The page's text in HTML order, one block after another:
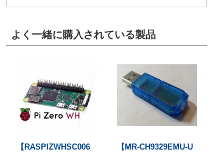
よく一緒に購入されている製品
【RASPIZWHSC006
【MR-CH9329EMU-U